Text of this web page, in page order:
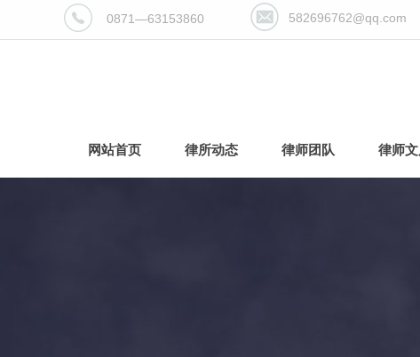
0871—63153860 582696762@qq.com
网站首页 律所动态 律师团队 律师